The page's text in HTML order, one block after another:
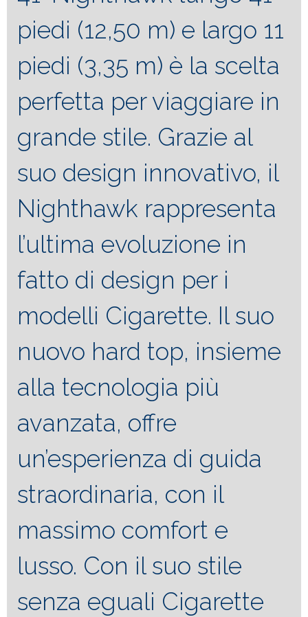
piedi (12,50 m) e largo 11
piedi (3,35 m) è la scelta
perfetta per viaggiare in
grande stile. Grazie al
suo design innovativo, il
Nighthawk rappresenta
l’ultima evoluzione in
fatto di design per i
modelli Cigarette. Il suo
nuovo hard top, insieme
alla tecnologia più
avanzata, offre
un’esperienza di guida
straordinaria, con il
massimo comfort e
lusso. Con il suo stile
senza eguali Cigarette